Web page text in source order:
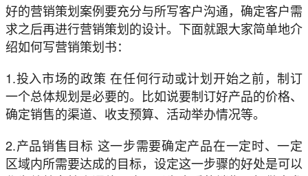
好的营销策划案例要充分与所写客户沟通，确定客户需
求之后再进行营销策划的设计。下面就跟大家简单地介
绍如何写营销策划书：
1.投入市场的政策 在任何行动或计划开始之前，制订
一个总体规划是必要的。比如说要制订好产品的价格、
确定销售的渠道、收支预算、活动举办情况等。
2.产品销售目标 这一步需要确定产品在一定时、一定
区域内所需要达成的目标，设定这一步骤的好处是可以